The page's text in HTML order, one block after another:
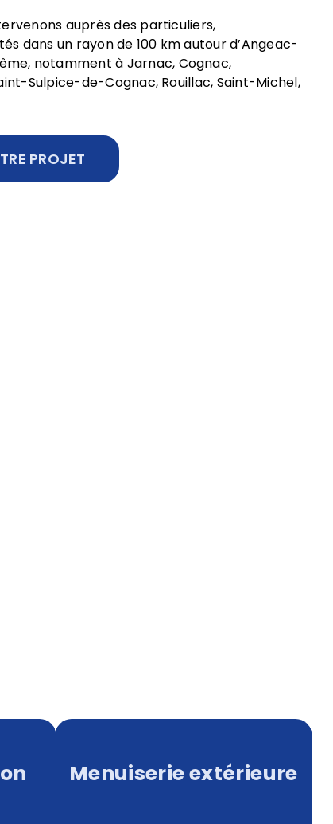
auprès des particuliers,
dans un rayon de 100 km autour d’Angeac-
notamment à Jarnac, Cognac,
Sulpice-de-Cognac, Rouillac, Saint-Michel,
PROJET
Menuiserie extérieure